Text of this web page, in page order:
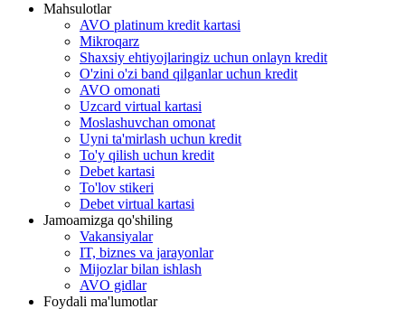
Mahsulotlar
AVO platinum kredit kartasi
Mikroqarz
Shaxsiy ehtiyojlaringiz uchun onlayn kredit
O'zini o'zi band qilganlar uchun kredit
AVO omonati
Uzcard virtual kartasi
Moslashuvchan omonat
Uyni ta'mirlash uchun kredit
To'y qilish uchun kredit
Debet kartasi
To'lov stikeri
Debet virtual kartasi
Jamoamizga qo'shiling
Vakansiyalar
IT, biznes va jarayonlar
Mijozlar bilan ishlash
AVO gidlar
Foydali ma'lumotlar